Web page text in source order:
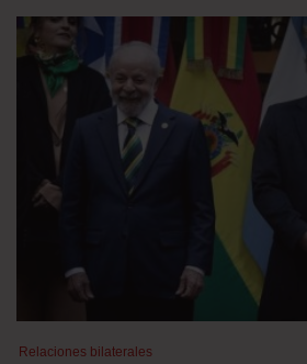
Relaciones bilaterales